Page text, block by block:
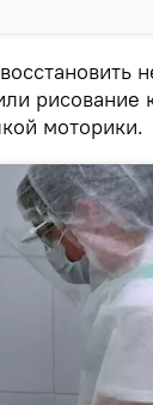
рисование
моторики.